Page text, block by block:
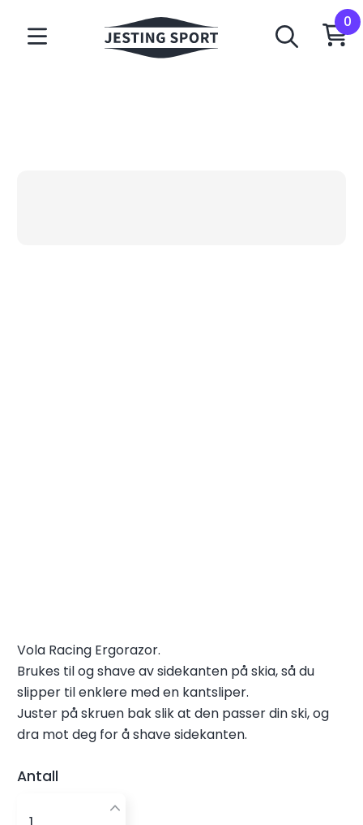
Vola Racing Ergorazor.
Brukes til og shave av sidekanten på skia, så du
slipper til enklere med en kantsliper.
Juster på skruen bak slik at den passer din ski, og
dra mot deg for å shave sidekanten.
Antall